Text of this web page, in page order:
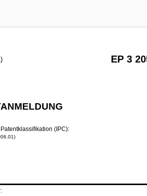
EP 3
(IPC):